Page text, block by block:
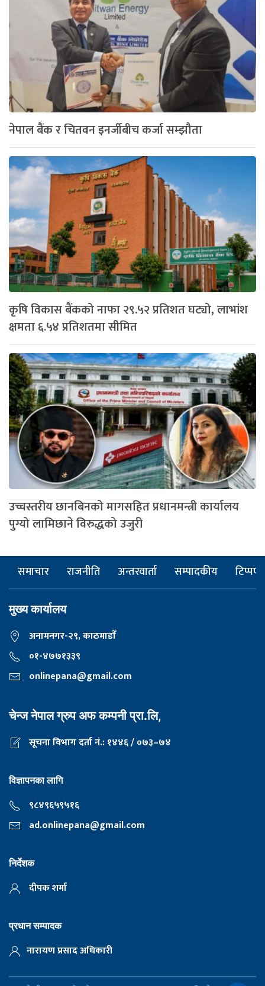
नेपाल बैंक र चितवन इनर्जीबीच कर्जा सम्झौता
कृषि विकास बैंकको नाफा २९.५२ प्रतिशत घट्यो, लाभांश
क्षमता ६.५४ प्रतिशतमा सीमित
उच्चस्तरीय छानबिनको मागसहित प्रधानमन्त्री कार्यालय
पुग्यो लामिछाने विरुद्धको उजुरी
समाचार राजनीति अन्तरवार्ता सम्पादकीय टिप्पणी
मुख्य कार्यालय
अनामनगर-२९, काठमाडाैँ
०१-४७७१३३९
onlinepana@gmail.com
चेन्ज नेपाल ग्रुप अफ कम्पनी प्रा.लि,
सूचना विभाग दर्ता नं.: १४४६ / ०७३–७४
विज्ञापनका लागि
९८४९६५९५१६
ad.onlinepana@gmail.com
निर्देशक
दीपक शर्मा
प्रधान सम्पादक
नारायण प्रसाद अधिकारी